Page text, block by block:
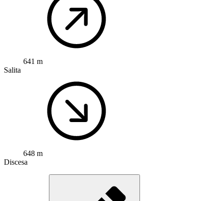
641 m
Salita
648 m
Discesa